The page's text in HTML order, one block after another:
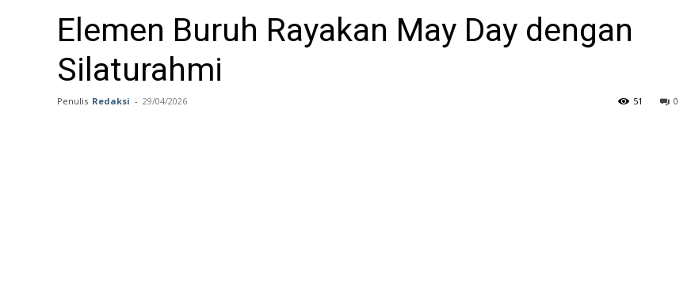
Elemen Buruh Rayakan May Day dengan
Silaturahmi
Penulis Redaksi - 29/04/2026 0
51